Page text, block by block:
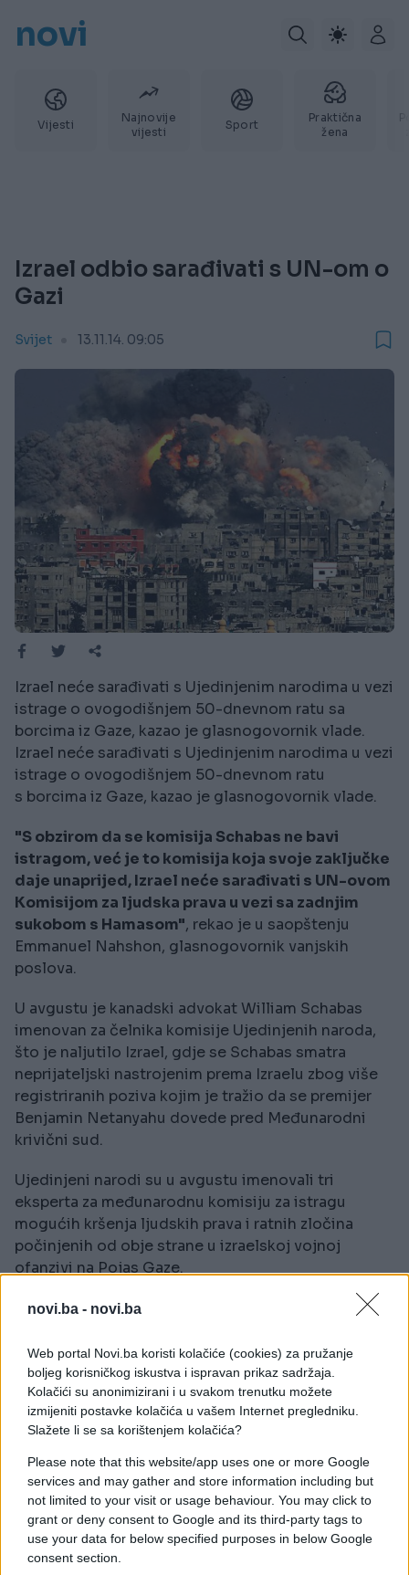
novi.ba - novi.ba
Web portal Novi.ba koristi kolačiće (cookies) za pružanje
boljeg korisničkog iskustva i ispravan prikaz sadržaja.
Kolačići su anonimizirani i u svakom trenutku možete
izmijeniti postavke kolačića u vašem Internet pregledniku.
Slažete li se sa korištenjem kolačića?
Please note that this website/app uses one or more Google
services and may gather and store information including but
not limited to your visit or usage behaviour. You may click to
grant or deny consent to Google and its third-party tags to
use your data for below specified purposes in below Google
consent section.
novi
Vijesti
Najnovije
vijesti
Sport
Praktična
žena
Izrael odbio sarađivati s UN-om o
Gazi
Svijet 13.11.14. 09:05
Izrael neće sarađivati s Ujedinjenim narodima u vezi
istrage o ovogodišnjem 50-dnevnom ratu sa
borcima iz Gaze, kazao je glasnogovornik vlade.
Izrael neće sarađivati s Ujedinjenim narodima u vezi
istrage o ovogodišnjem 50-dnevnom ratu
s borcima iz Gaze, kazao je glasnogovornik vlade.
"S obzirom da se komisija Schabas ne bavi
istragom, već je to komisija koja svoje zaključke
daje unaprijed, Izrael neće sarađivati s UN-ovom
Komisijom za ljudska prava u vezi sa zadnjim
sukobom s Hamasom", rekao je u saopštenju
Emmanuel Nahshon, glasnogovornik vanjskih
poslova.
U avgustu je kanadski advokat William Schabas
imenovan za čelnika komisije Ujedinjenih naroda,
što je naljutilo Izrael, gdje se Schabas smatra
neprijateljski nastrojenim prema Izraelu zbog više
registriranih poziva kojim je tražio da se premijer
Benjamin Netanyahu dovede pred Međunarodni
krivični sud.
Ujedinjeni narodi su u avgustu imenovali tri
eksperta za međunarodnu komisiju za istragu
mogućih kršenja ljudskih prava i ratnih zločina
počinjenih od obje strane u izraelskoj vojnoj
ofanzivi na Pojas Gaze.
William Schabas, kanadski profesor međunarodnog
Diene, ekspert veteran UN-a za ljudska prava iz
Senegala i Amal Alamuddin, britansko-libanski
advokat.
Nezavisni tim će istražiti"sva kršenja
međunarodnog humanitarnog prava i
međunarodnog zakona o ljudskim pravima u
kontekstu vojnih operacija vođenih od 13. juna
2014", navedeno je tada u saopštenju UN-a.
Dogovoreno je da panel podnese izvještaj do marta